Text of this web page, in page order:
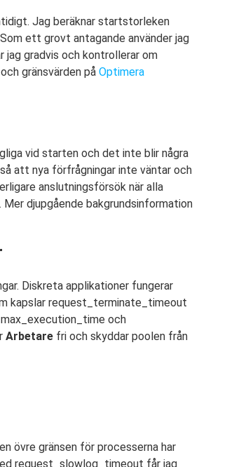
Jag beräknar startstorleken
ett grovt antagande använder jag
jag gradvis och kontrollerar om
gränsvärden på Optimera
vid starten och det inte blir några
att nya förfrågningar inte väntar och
anslutningsförsök när alla
djupgående bakgrundsinformation
Diskreta applikationer fungerar
kapslar request_terminate_timeout
och
Arbetare fri och skyddar poolen från
övre gränsen för processerna har
request_slowlog_timeout får jag